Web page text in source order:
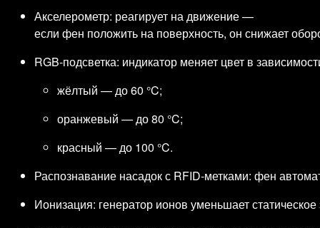
Акселерометр: реагирует на движение —
если фен положить на поверхность, он снижает
RGB‑подсветка: индикатор меняет цвет в
жёлтый — до 60 °C;
оранжевый — до 80 °C;
красный — до 100 °C.
Распознавание насадок с RFID‑метками: фен
Ионизация: генератор ионов уменьшает